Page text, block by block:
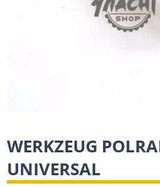
WERKZEUG
UNIVERSAL